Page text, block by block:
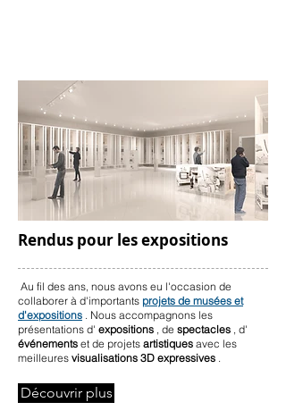
Rendus pour les expositions
Au fil des ans, nous avons eu l'occasion de
collaborer à d'importants projets de musées et
d'expositions . Nous accompagnons les
présentations d' expositions , de spectacles , d'
événements et de projets artistiques avec les
meilleures visualisations 3D expressives .
Découvrir plus